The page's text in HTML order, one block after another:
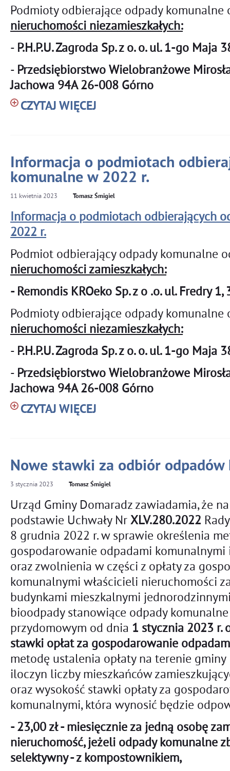
Podmioty odbierające odpady komunalne
nieruchomości niezamieszkałych:
- P.H.P.U. Zagroda Sp. z o. o. ul. 1-go Maja
- Przedsiębiorstwo Wielobranżowe
Jachowa 94A 26-008 Górno
CZYTAJ WIĘCEJ
Informacja o podmiotach
komunalne w 2022 r.
11 kwietnia 2023 Tomasz Śmigiel
Informacja o podmiotach odbierających
2022 r.
Podmiot odbierający odpady komunalne
nieruchomości zamieszkałych:
- Remondis KROeko Sp. z o .o. ul. Fredry
Podmioty odbierające odpady komunalne
nieruchomości niezamieszkałych:
- P.H.P.U. Zagroda Sp. z o. o. ul. 1-go Maja
- Przedsiębiorstwo Wielobranżowe
Jachowa 94A 26-008 Górno
CZYTAJ WIĘCEJ
Nowe stawki za odbiór odpadów
3 stycznia 2023 Tomasz Śmigiel
Urząd Gminy Domaradz zawiadamia, że na
podstawie Uchwały Nr XLV.280.2022
8 grudnia 2022 r. w sprawie określenia
gospodarowanie odpadami komunalnymi
oraz zwolnienia w części z opłaty za
komunalnymi właścicieli nieruchomości
budynkami mieszkalnymi
bioodpady stanowiące odpady
przydomowym od dnia 1 stycznia 2023 r.
stawki opłat za gospodarowanie
metodę ustalenia opłaty na terenie
iloczyn liczby mieszkańców
oraz wysokość stawki opłaty za
komunalnymi, która wynosić będzie
- 23,00 zł - miesięcznie za jedną osobę
nieruchomość, jeżeli odpady komunalne
selektywny - z kompostownikiem,